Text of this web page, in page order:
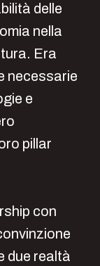
delle
nella
Era
necessarie
e
pillar
con
due realtà